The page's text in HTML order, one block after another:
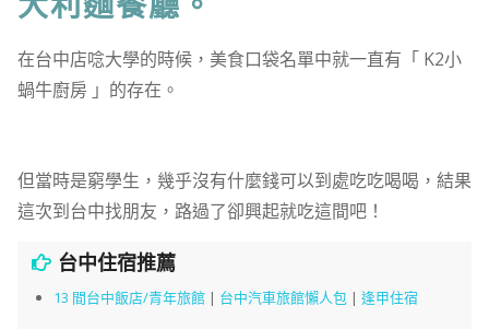
在台中店唸大學的時候，美食口袋名單中就一直有「 K2小
蝸牛廚房 」的存在。
但當時是窮學生，幾乎沒有什麼錢可以到處吃吃喝喝，結果
這次到台中找朋友，路過了卻興起就吃這間吧！
台中住宿推薦
13 間台中飯店/青年旅館| 台中汽車旅館懶人包| 逢甲住宿